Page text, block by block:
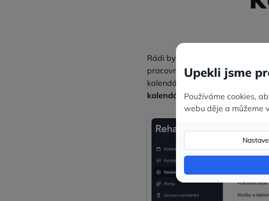
Rádi byste místo sledování
pracovní kalendář vždy po ruce
kalendáře s ostatními lidmi?
kalendářem.